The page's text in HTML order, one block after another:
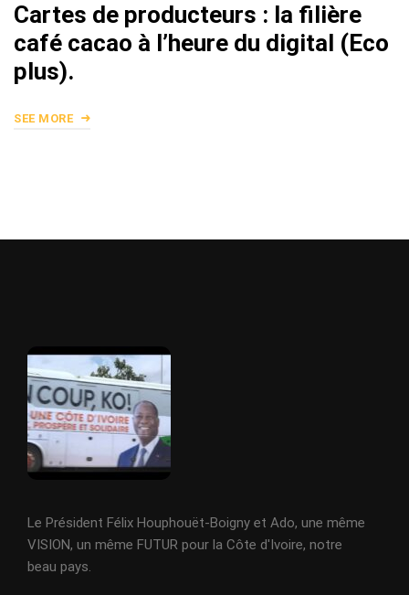
Cartes de producteurs : la filière
café cacao à l’heure du digital (Eco
plus).
SEE MORE
Le Président Félix Houphouët-Boigny et Ado, une même
VISION, un même FUTUR pour la Côte d'Ivoire, notre
beau pays.